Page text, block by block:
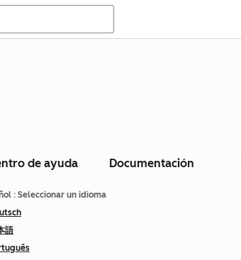
de ayuda Documentación
: Seleccionar un idioma
語